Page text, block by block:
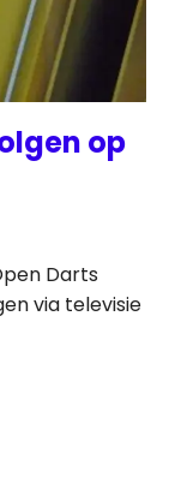
op
Darts
via televisie